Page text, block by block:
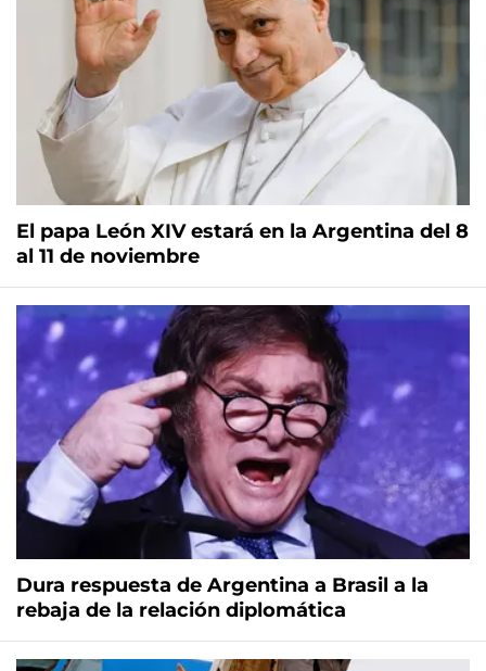
El papa León XIV estará en la Argentina del 8
al 11 de noviembre
Dura respuesta de Argentina a Brasil a la
rebaja de la relación diplomática